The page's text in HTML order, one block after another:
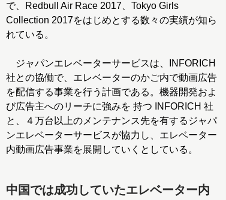
で、Redbull Air Race 2017、Tokyo Girls
Collection 2017をはじめとする数々の実績が知ら
れている。
ジャパンエレベーターサービスは、INFORICH
社との協働で、エレベーターのかご内で動画広告
を配信する事業を行う計画である。機器開発およ
び広告主へのリーチに強みを 持つ INFORICH 社
と、４万台以上のメンテナンス先を有するジャパ
ンエレベーターサービスが協力し、エレベーター
内動画広告事業を展開していくとしている。
中国では成功していたエレベーター内